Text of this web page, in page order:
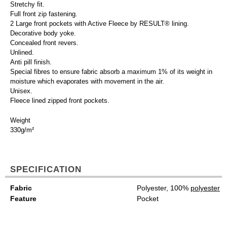
Stretchy fit.
Full front zip fastening.
2 Large front pockets with Active Fleece by RESULT® lining.
Decorative body yoke.
Concealed front revers.
Unlined.
Anti pill finish.
Special fibres to ensure fabric absorb a maximum 1% of its weight in
moisture which evaporates with movement in the air.
Unisex.
Fleece lined zipped front pockets.
Weight
330g/m²
SPECIFICATION
Fabric Polyester, 100% polyester
Feature
Pocket